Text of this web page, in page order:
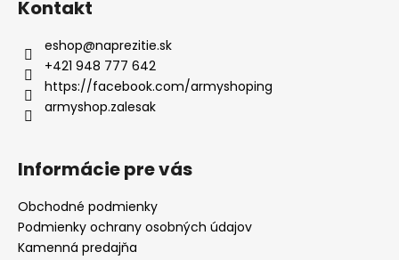
Kontakt
eshop@naprezitie.sk
+421 948 777 642
https://facebook.com/armyshoping
armyshop.zalesak
Informácie pre vás
Obchodné podmienky
Podmienky ochrany osobných údajov
Kamenná predajňa